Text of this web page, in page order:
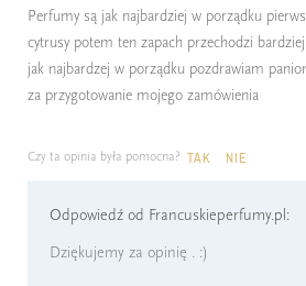
Perfumy są jak najbardziej w porządku
cytrusy potem ten zapach przechodzi
jak najbardzej w porządku pozdrawiam
za przygotowanie mojego zamówienia
Czy ta opinia była pomocna? TAK NIE
Odpowiedź od Francuskieperfumy.pl:
Dziękujemy za opinię . :)